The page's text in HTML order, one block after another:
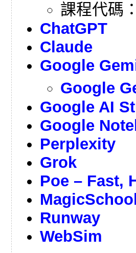
課程代碼
ChatGPT
Claude
Google
Google
Google AI
Google
Perplexity
Grok
Poe – Fast,
Runway
WebSim